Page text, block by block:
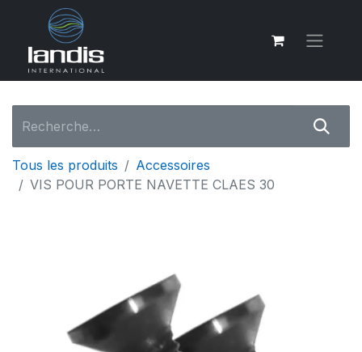
Tous les produits
Accessoires
VIS POUR PORTE NAVETTE CLAES 30